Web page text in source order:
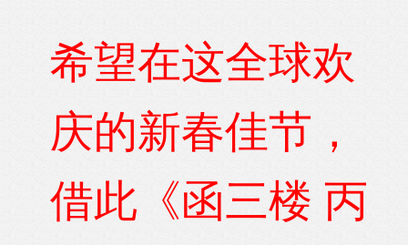
希望在这全球欢
庆的新春佳节，
借此《函三楼 丙